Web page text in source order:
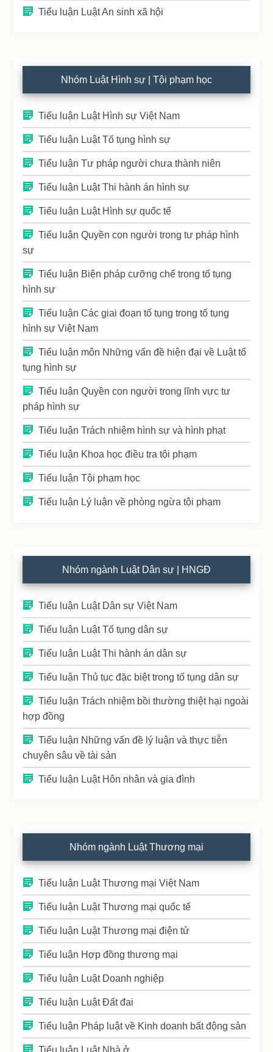
Tiểu luận Luật An sinh xã hội
Nhóm Luật Hình sự | Tội phạm học
Tiểu luận Luật Hình sự Việt Nam
Tiểu luận Luật Tố tụng hình sự
Tiểu luận Tư pháp người chưa thành niên
Tiểu luận Luật Thi hành án hình sự
Tiểu luận Luật Hình sự quốc tế
Tiểu luận Quyền con người trong tư pháp hình
sự
Tiểu luận Biện pháp cưỡng chế trong tố tụng
hình sự
Tiểu luận Các giai đoạn tố tụng trong tố tụng
hình sự Việt Nam
Tiểu luận môn Những vấn đề hiện đại về Luật tố
tụng hình sự
Tiểu luận Quyền con người trong lĩnh vực tư
pháp hình sự
Tiểu luận Trách nhiệm hình sự và hình phạt
Tiểu luận Khoa học điều tra tội phạm
Tiểu luận Tội phạm học
Tiểu luận Lý luận về phòng ngừa tội phạm
Nhóm ngành Luật Dân sự | HNGĐ
Tiểu luận Luật Dân sự Việt Nam
Tiểu luận Luật Tố tụng dân sự
Tiểu luận Luật Thi hành án dân sự
Tiểu luận Thủ tục đặc biệt trong tố tụng dân sự
Tiểu luận Trách nhiệm bồi thường thiệt hại ngoài
hợp đồng
Tiểu luận Những vấn đề lý luận và thực tiễn
chuyên sâu về tài sản
Tiểu luận Luật Hôn nhân và gia đình
Nhóm ngành Luật Thương mại
Tiểu luận Luật Thương mại Việt Nam
Tiểu luận Luật Thương mại quốc tế
Tiểu luận Luật Thương mại điện tử
Tiểu luận Hợp đồng thương mại
Tiểu luận Luật Doanh nghiệp
Tiểu luận Luật Đất đai
Tiểu luận Pháp luật về Kinh doanh bất động sản